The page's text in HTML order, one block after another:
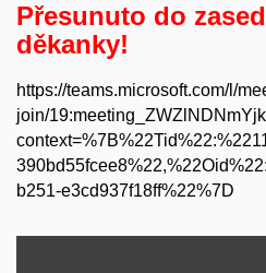
Přesunuto do
děkanky!
https://teams.microsoft.com/l/
join/
b251-e3cd937f18ff%22%7D